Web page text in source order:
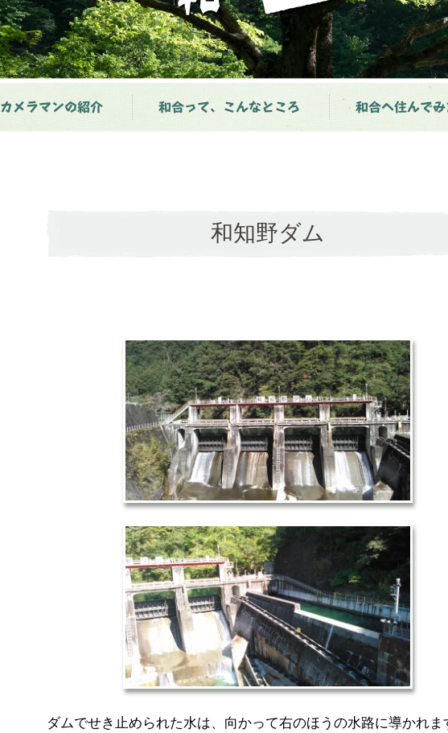
カメラマンの紹介 和合って、こんなところ 和合へ住んで
和知野ダム
ダムでせき止められた水は、向かって右のほうの水路に導かれま